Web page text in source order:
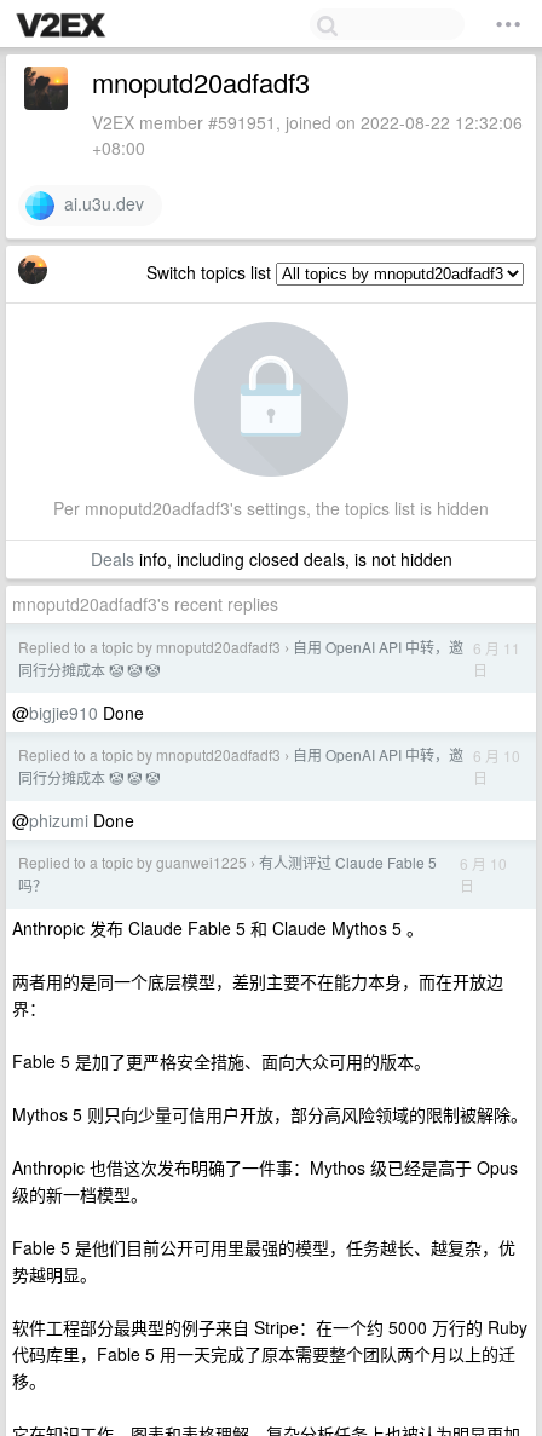
mnoputd20adfadf3
V2EX member #591951, joined on 2022-08-22 12:32:06
+08:00
ai.u3u.dev
Switch topics list
Per mnoputd20adfadf3's settings, the topics list is hidden
Dealsinfo, including closed deals, is not hidden
mnoputd20adfadf3's recent replies
Replied to a topic by mnoputd20adfadf3 › 自用 OpenAI API 中转，邀
同行分摊成本 🤡 🤡 🤡
6 月 11
日
@bigjie910 Done
Replied to a topic by mnoputd20adfadf3 › 自用 OpenAI API 中转，邀
同行分摊成本 🤡 🤡 🤡
6 月 10
日
@phizumi Done
Replied to a topic by guanwei1225 › 有人测评过 Claude Fable 5
吗？
6 月 10
日
Anthropic 发布 Claude Fable 5 和 Claude Mythos 5 。
两者用的是同一个底层模型，差别主要不在能力本身，而在开放边
界：
Fable 5 是加了更严格安全措施、面向大众可用的版本。
Mythos 5 则只向少量可信用户开放，部分高风险领域的限制被解除。
Anthropic 也借这次发布明确了一件事：Mythos 级已经是高于 Opus
级的新一档模型。
Fable 5 是他们目前公开可用里最强的模型，任务越长、越复杂，优
势越明显。
软件工程部分最典型的例子来自 Stripe：在一个约 5000 万行的 Ruby
代码库里，Fable 5 用一天完成了原本需要整个团队两个月以上的迁
移。